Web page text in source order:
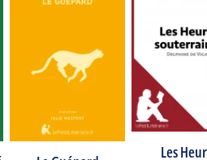
Les